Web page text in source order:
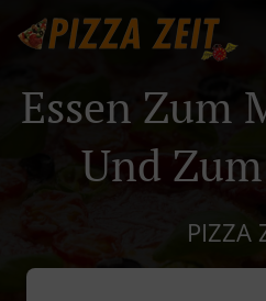
Essen Zum
Und
PIZZA